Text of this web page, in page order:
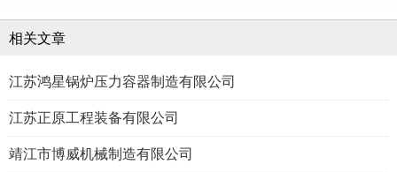
相关文章
江苏鸿星锅炉压力容器制造有限公司
江苏正原工程装备有限公司
靖江市博威机械制造有限公司